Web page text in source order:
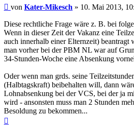
Beitrag
von Kater-Mikesch » 10. Mai 2013,
Diese rechtliche Frage wäre z. B. bei
Wenn in dieser Zeit der Vakanz eine
auch innerhalb einer Elternzeit) beantragt
man vorher bei der PBM NL war auf
34-Stunden-Woche eine Absenkung
Oder wenn man grds. seine
(Halbtagskraft) beibehalten will, dann
Lohnabsenkung bei der VCS, bei der ja
wird - ansonsten muss man 2 Stunden
Besoldung zu bekommen...